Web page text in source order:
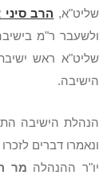
שליט"א, הרב
ולשעבר ר"מ
שליט"א ראש
הישיבה.
הנהלת הישיבה
ונאמרו דברים
יו"ר ההנהלה מר